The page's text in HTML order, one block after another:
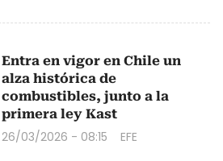
Entra en vigor en Chile un
alza histórica de
combustibles, junto a la
primera ley Kast
26/03/2026 - 08:15 EFE